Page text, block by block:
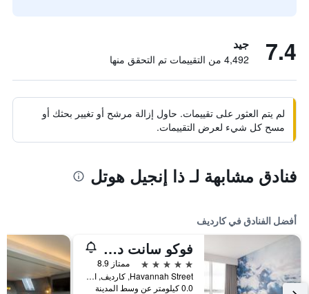
7.4 جيد
4,492 من التقييمات تم التحقق منها
لم يتم العثور على تقييمات. حاول إزالة مرشح أو تغيير بحثك أو
مسح كل شيء لعرض التقييمات.
فنادق مشابهة لـ ذا إنجيل هوتل
أفضل الفنادق في كارديف
فوكو سانت ديفيدز كارديف بي آيتش جي
5 نجوم
ممتاز 8.9
Havannah Street, كارديف, المملكة المتحدة
0.0 كيلومتر عن وسط المدينة